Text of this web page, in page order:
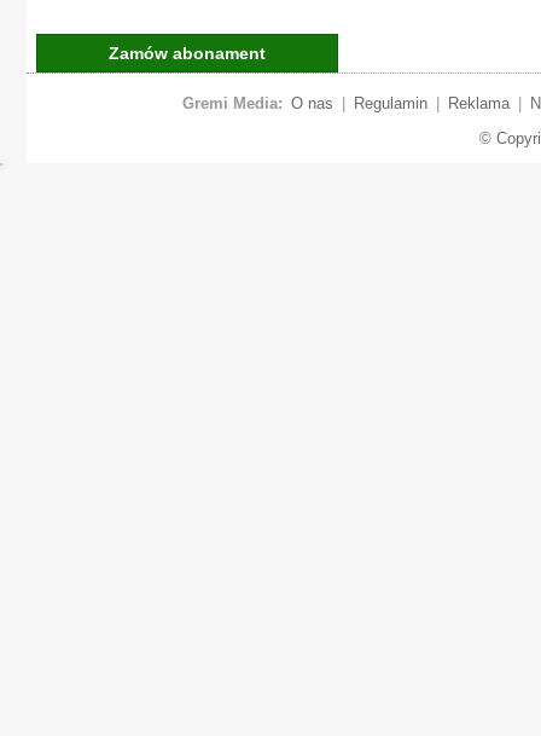
Zamów abonament
Gremi Media: O nas Regulamin Reklama
©